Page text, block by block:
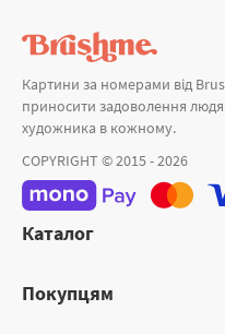
Картини за номерами від
приносити задоволення
художника в кожному.
COPYRIGHT © 2015 - 2026
Каталог
Покупцям